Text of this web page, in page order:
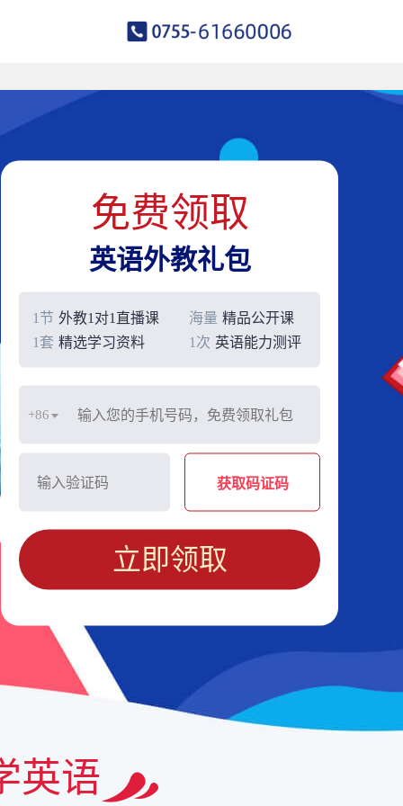
免费领取
英语外教礼包
1节 外教1对1直播课 海量 精品公开课
1套 精选学习资料 1次 英语能力测评
+86
获取码证码
立即领取
英语